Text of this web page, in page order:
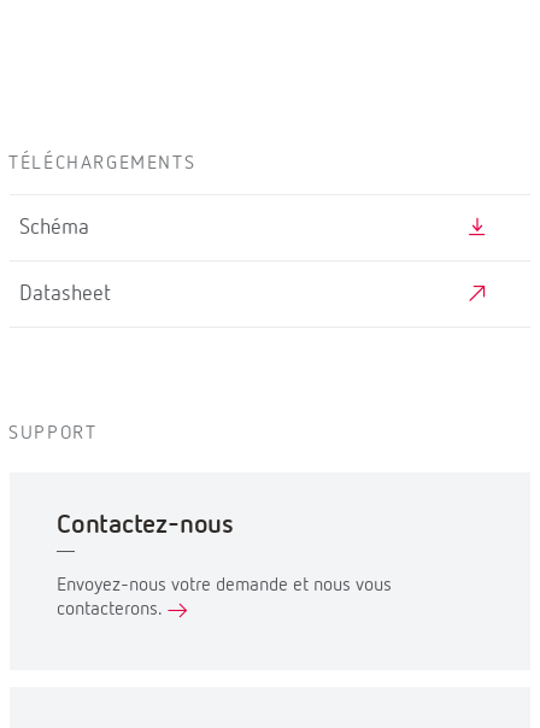
TÉLÉCHARGEMENTS
Schéma
Datasheet
SUPPORT
Contactez-nous
Envoyez-nous votre demande et nous vous
contacterons.